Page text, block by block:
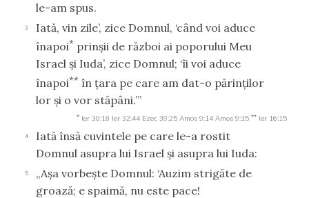
le-am spus.
3
Iată, vin zile’, zice Domnul, ‘când voi aduce
înapoi* prinşii de război ai poporului Meu
Israel şi Iuda’, zice Domnul; ‘îi voi aduce
înapoi** în ţara pe care am dat-o părinţilor
lor şi o vor stăpâni.’”
* Ier 30:18 Ier 32:44 Ezec 39:25 Amos 9:14 Amos 9:15 ** Ier 16:15
4
Iată însă cuvintele pe care le-a rostit
Domnul asupra lui Israel şi asupra lui Iuda:
5
„Aşa vorbeşte Domnul: ‘Auzim strigăte de
groază; e spaimă, nu este pace!